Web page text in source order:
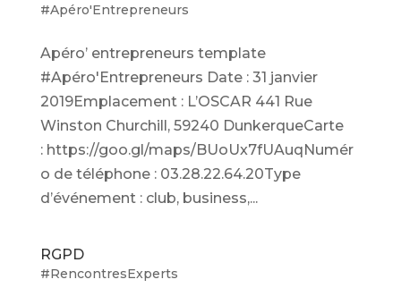
#Apéro'Entrepreneurs
Apéro’ entrepreneurs template
#Apéro'Entrepreneurs Date : 31 janvier
2019Emplacement : L’OSCAR 441 Rue
Winston Churchill, 59240 DunkerqueCarte
: https://goo.gl/maps/BUoUx7fUAuqNumér
o de téléphone : 03.28.22.64.20Type
d’événement : club, business,...
RGPD
#RencontresExperts